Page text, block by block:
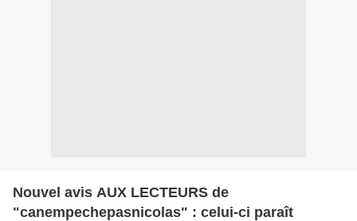
Nouvel avis AUX LECTEURS de
"canempechepasnicolas" : celui-ci paraît